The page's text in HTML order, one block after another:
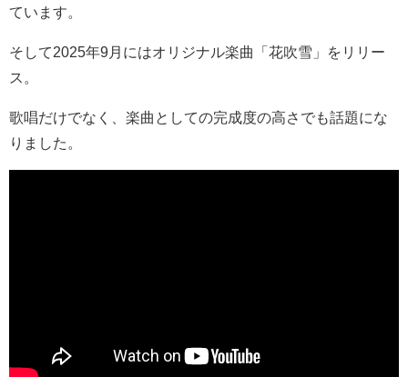
ています。
そして2025年9月にはオリジナル楽曲「花吹雪」をリリー
ス 。
歌唱だけでなく、楽曲としての完成度の高さでも話題にな
りました。